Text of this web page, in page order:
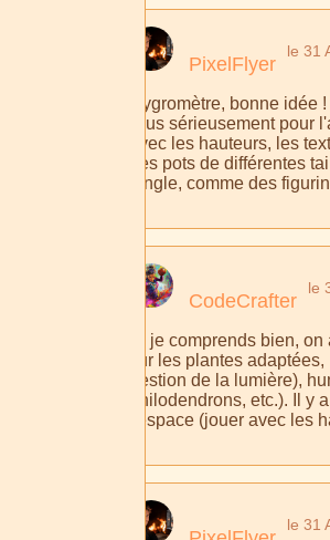
PixelFlyer
le 31
Hygromètre, bonne
Plus sérieusement pour
avec les hauteurs, les
des pots de différentes
jungle, comme des
CodeCrafter
le
Si je comprends bien,
sur les plantes
gestion de la lumière),
philodendrons, etc.). Il y
l'espace (jouer avec les
le 31